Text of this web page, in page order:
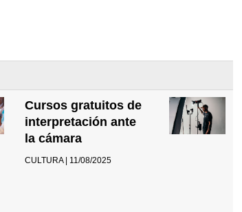
Cursos gratuitos de
interpretación ante
la cámara
CULTURA | 11/08/2025